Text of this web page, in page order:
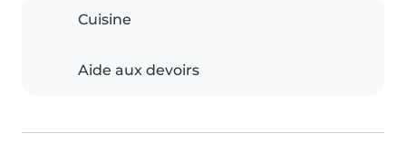
Cuisine
Aide aux devoirs